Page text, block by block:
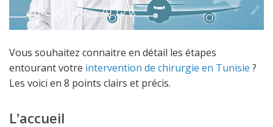
Vous souhaitez connaitre en détail les étapes
entourant votre intervention de chirurgie en Tunisie ?
Les voici en 8 points clairs et précis.
L'accueil